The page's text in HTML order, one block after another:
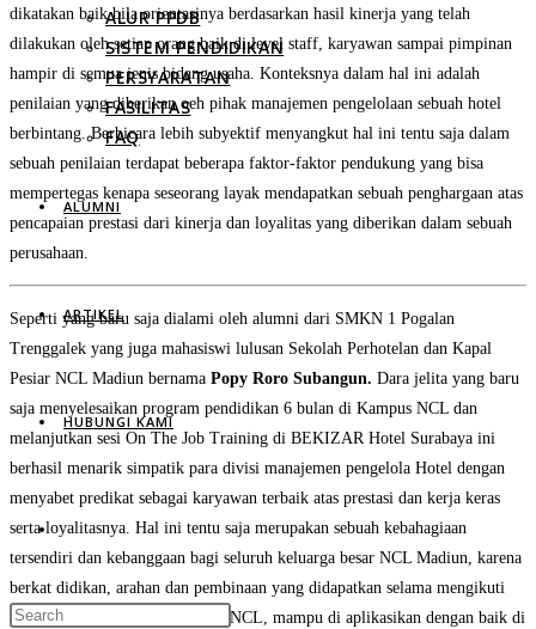
ALUR PPDB
SISTEM PENDIDIKAN
PERSYARATAN
FASILITAS
FAQ
ALUMNI
ARTIKEL
HUBUNGI KAMI
Toggle
Press
dikatakan baik bila orientasinya berdasarkan hasil kinerja yang telah
dilakukan oleh setiap orang baik di level staff, karyawan sampai pimpinan
hampir di semua jenis bidang usaha. Konteksnya dalam hal ini adalah
penilaian yang diberikan oeh pihak manajemen pengelolaan sebuah hotel
berbintang. Berbicara lebih subyektif menyangkut hal ini tentu saja dalam
sebuah penilaian terdapat beberapa faktor-faktor pendukung yang bisa
mempertegas kenapa seseorang layak mendapatkan sebuah penghargaan atas
pencapaian prestasi dari kinerja dan loyalitas yang diberikan dalam sebuah
perusahaan.
Seperti yang baru saja dialami oleh alumni dari SMKN 1 Pogalan
Trenggalek yang juga mahasiswi lulusan Sekolah Perhotelan dan Kapal
Pesiar NCL Madiun bernama Popy Roro Subangun. Dara jelita yang baru
saja menyelesaikan program pendidikan 6 bulan di Kampus NCL dan
melanjutkan sesi On The Job Training di BEKIZAR Hotel Surabaya ini
berhasil menarik simpatik para divisi manajemen pengelola Hotel dengan
menyabet predikat sebagai karyawan terbaik atas prestasi dan kerja keras
serta loyalitasnya. Hal ini tentu saja merupakan sebuah kebahagiaan
tersendiri dan kebanggaan bagi seluruh keluarga besar NCL Madiun, karena
berkat didikan, arahan dan pembinaan yang didapatkan selama mengikuti
program perkuliahan di kampus NCL, mampu di aplikasikan dengan baik di